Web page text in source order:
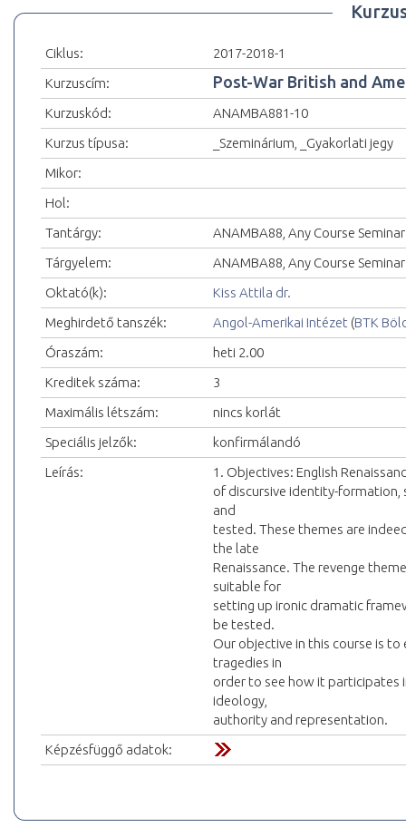
Ciklus:
2017-2018-1
Kurzuscím:
Post-War British and
Kurzuskód:
ANAMBA881-10
Kurzus típusa:
_Szeminárium, _Gyakorlati jegy
Mikor:
Hol:
Tantárgy:
ANAMBA88, Any Course
Tárgyelem:
ANAMBA88, Any Course
Oktató(k):
Kiss Attila dr.
Meghirdető tanszék:
Angol-Amerikai Intézet (BTK
Óraszám:
heti 2.00
Kreditek száma:
3
Maximális létszám:
nincs korlát
Speciális jelzők:
konfirmálandó
Leírás:
1. Objectives: English
of discursive identity-
and
tested. These themes are
the late
Renaissance. The revenge
suitable for
setting up ironic dramatic
be tested.
Our objective in this course is
tragedies in
order to see how it participates
ideology,
authority and representation.
Képzésfüggő adatok: